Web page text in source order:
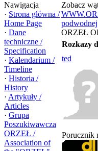
Nawigacja
· Strona główna /
Home Page
· Dane
techniczne /
Specification
· Kalendarium /
Timeline
· Historia /
History
· Artykuły /
Articles
· Grupa
Poszukiwawcza
ORZEŁ /
Association of
Zobacz
ORZEŁ
Rozkazy
ted
Porucznik